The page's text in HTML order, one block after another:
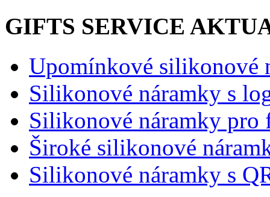
GIFTS SERVICE
Upomínkové silikonové
Silikonové náramky s
Silikonové náramky pro
Široké silikonové
Silikonové náramky s